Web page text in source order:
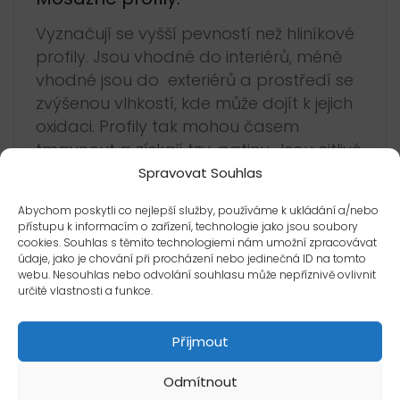
Spravovat Souhlas
Abychom poskytli co nejlepší služby, používáme k ukládání a/nebo
přístupu k informacím o zařízení, technologie jako jsou soubory
cookies. Souhlas s těmito technologiemi nám umožní zpracovávat
údaje, jako je chování při procházení nebo jedinečná ID na tomto
webu. Nesouhlas nebo odvolání souhlasu může nepříznivě ovlivnit
určité vlastnosti a funkce.
Příjmout
Odmítnout
Vyznačují se vyšší pevností než hliníkové
profily. Jsou vhodné do interiérů, méně
vhodné jsou do exteriérů a prostředí se
zvýšenou vlhkostí, kde může dojít k jejich
oxidaci. Profily tak mohou časem
tmavnout a získají tzv. patinu. Jsou citlivé
na prostředky jako jsou malta, cement,
nutná zvýšená opatrnost při jejich
zabudování. Oxidovanou vrstvu lze
odstranit mechanicky (brusná vlna,
leštící pasta).
Leštěné mosazné profilyjsou vhodné
jen jako dekorační profily do suchých
prostor. Nejsou vhodné do exteriérů